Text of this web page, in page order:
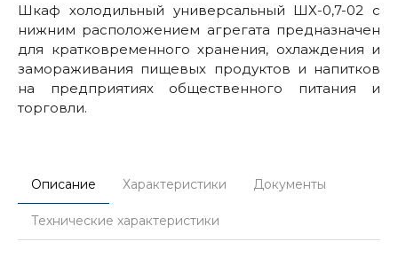
Шкаф холодильный универсальный ШХ-0,7-02 с
нижним расположением агрегата предназначен
для кратковременного хранения, охлаждения и
замораживания пищевых продуктов и напитков
на предприятиях общественного питания и
торговли.
Описание Характеристики Документы
Технические характеристики